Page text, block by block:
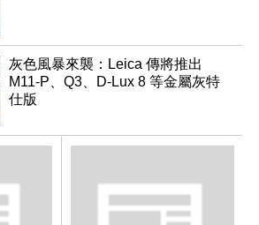
灰色風暴來襲：Leica 傳將推出
M11-P、Q3、D-Lux 8 等金屬灰特
仕版